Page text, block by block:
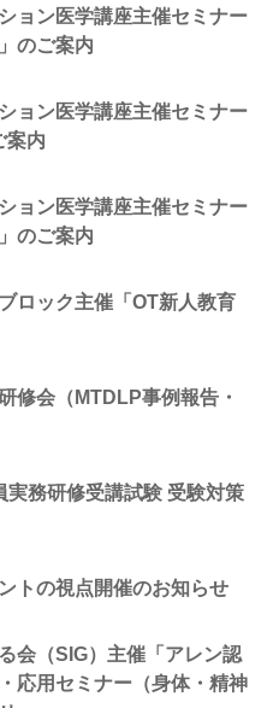
ョン医学講座主催セミナー
のご案内
ョン医学講座主催セミナー
案内
ョン医学講座主催セミナー
のご案内
ロック主催「OT新人教育
修会（MTDLP事例報告・
実務研修受講試験 受験対策
トの視点開催のお知らせ
会（SIG）主催「アレン認
応用セミナー（身体・精神